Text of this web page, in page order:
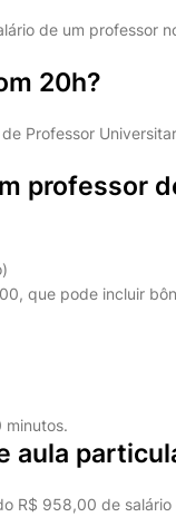
de um professor
20h?
Professor
professor
que pode incluir
minutos.
aula
R$ 958,00 de